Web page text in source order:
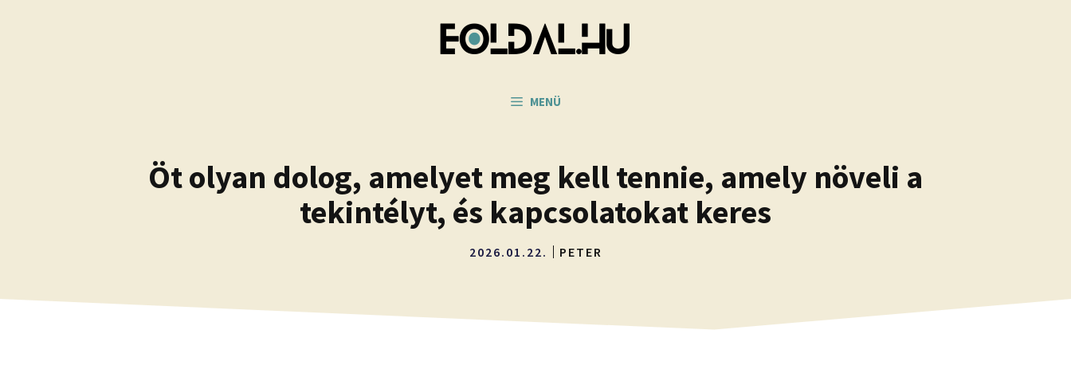
MENÜ
Öt olyan dolog, amelyet meg kell tennie, amely növeli a
tekintélyt, és kapcsolatokat keres
2026.01.22. PETER